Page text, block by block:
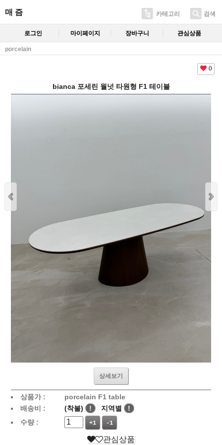
매 즘 카테고리 검색
로그인 마이페이지 장바구니 관심상품
porcelain
0
bianca 포세린 월넛 타원형 F1 테이블
상세보기
상품가 :
porcelain F1 table
배송비 :
(착불) ! 지역별
!
수량 :
+1 -1
관심상품